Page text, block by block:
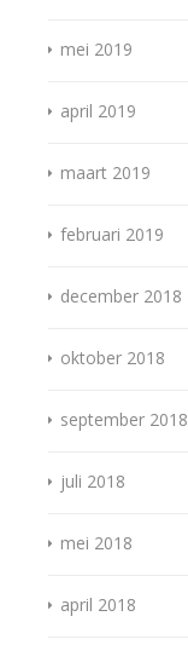
mei 2019
april 2019
maart 2019
februari 2019
december 2018
oktober 2018
september 2018
juli 2018
mei 2018
april 2018